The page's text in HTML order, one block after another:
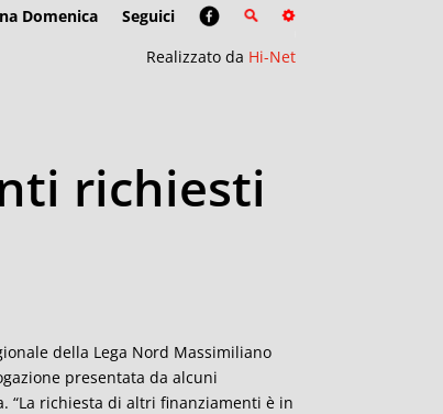
Domenica
Seguici
Realizzato da Hi-Net
richiesti
della Lega Nord Massimiliano
presentata da alcuni
“La richiesta di altri finanziamenti è in